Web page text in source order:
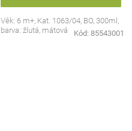
Věk: 6 m+, Kat. 1063/04, BO, 300ml,
barva: žlutá, mátová
Kód: 85543001